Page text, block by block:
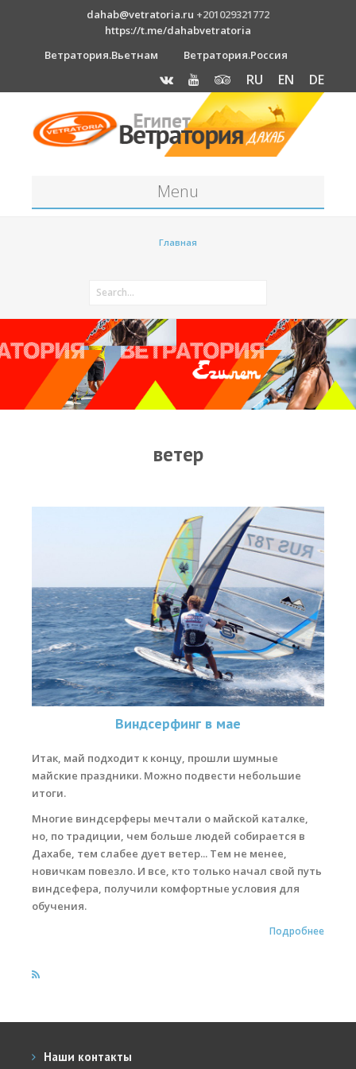
dahab@vetratoria.ru +201029321772
https://t.me/dahabvetratoria
Ветратория.Вьетнам
Ветратория.Россия
RU EN DE
Menu
Как к нам добраться?
Отель Canion
Прогноз погоды
Оборудование
Виртуальный тур Ганет Синай
Дахаб
ВиндСерфКидс
Новости
Медиа
Медиа архив
Фотки
Видео
Наши Станции
Ветратория Россия
Ветратория.Египет
Цены
Главная
ветер
Виндсерфинг в мае
Итак, май подходит к концу, прошли шумные
майские праздники. Можно подвести небольшие
итоги.
Многие виндсерферы мечтали о майской каталке,
но, по традиции, чем больше людей собирается в
Дахабе, тем слабее дует ветер... Тем не менее,
новичкам повезло. И все, кто только начал свой путь
виндсефера, получили комфортные условия для
обучения.
Подробнее
Наши контакты